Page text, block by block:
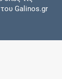
Galinos.gr